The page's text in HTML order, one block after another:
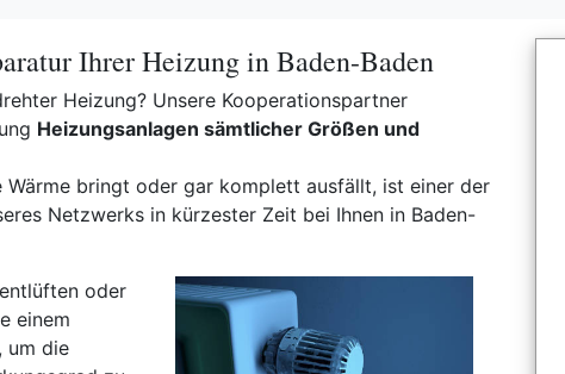
Ihrer Heizung in Baden-Baden
Heizung? Unsere Kooperationspartner
Heizungsanlagen sämtlicher Größen und
Wärme bringt oder gar komplett ausfällt, ist einer der
Netzwerks in kürzester Zeit bei Ihnen in Baden-
oder
einem
um die